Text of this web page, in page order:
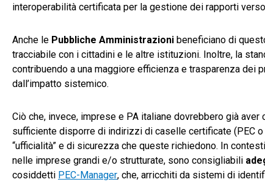
interoperabilità certificata per la gestione dei rapporti
Anche le Pubbliche Amministrazioni beneficiano di
tracciabile con i cittadini e le altre istituzioni. Inoltre, la
contribuendo a una maggiore efficienza e trasparenza dei
dall’impatto sistemico.
Ciò che, invece, imprese e PA italiane dovrebbero già
sufficiente disporre di indirizzi di caselle certificate (PEC
“ufficialità” e di sicurezza che queste richiedono. In
nelle imprese grandi e/o strutturate, sono consigliabili
cosiddetti PEC-Manager, che, arricchiti da sistemi di